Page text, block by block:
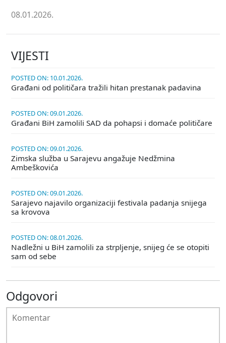
08.01.2026.
VIJESTI
POSTED ON: 10.01.2026.
Građani od političara tražili hitan prestanak padavina
POSTED ON: 09.01.2026.
Građani BiH zamolili SAD da pohapsi i domaće političare
POSTED ON: 09.01.2026.
Zimska služba u Sarajevu angažuje Nedžmina
Ambeškovića
POSTED ON: 09.01.2026.
Sarajevo najavilo organizaciji festivala padanja snijega
sa krovova
POSTED ON: 08.01.2026.
Nadležni u BiH zamolili za strpljenje, snijeg će se otopiti
sam od sebe
Odgovori